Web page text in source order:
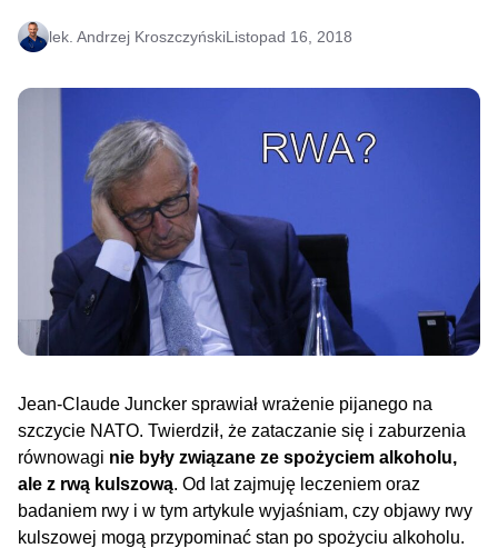
lek. Andrzej KroszczyńskiListopad 16, 2018
Jean-Claude Juncker sprawiał wrażenie pijanego na
szczycie NATO. Twierdził, że zataczanie się i zaburzenia
równowagi nie były związane ze spożyciem alkoholu,
ale z rwą kulszową. Od lat zajmuję leczeniem oraz
badaniem rwy i w tym artykule wyjaśniam, czy objawy rwy
kulszowej mogą przypominać stan po spożyciu alkoholu.